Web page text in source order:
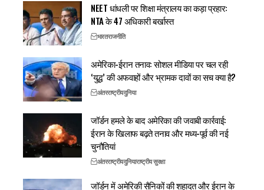
NEET धांधली पर शिक्षा मंत्रालय का कड़ा प्रहार:
NTA के 47 अधिकारी बर्खास्त
भारतराजनीति
अमेरिका-ईरान तनाव: सोशल मीडिया पर चल रही
‘युद्ध’ की अफवाहों और भ्रामक दावों का सच क्या है?
अंतरराष्ट्रीयदुनिया
जॉर्डन हमले के बाद अमेरिका की जवाबी कार्रवाई:
ईरान के खिलाफ बढ़ते तनाव और मध्य-पूर्व की नई
चुनौतियां
अंतरराष्ट्रीयदुनियाराष्ट्रीय सुरक्षा
जॉर्डन में अमेरिकी सैनिकों की शहादत और ईरान के